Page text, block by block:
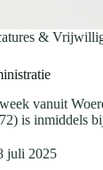
&
vanuit
is inmiddels
juli 2025